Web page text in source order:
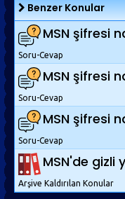
Benzer Konular
MSN şifresi
Soru-Cevap
MSN şifresi
Soru-Cevap
MSN şifresi
Soru-Cevap
MSN'de gizli
Arşive Kaldırılan Konular